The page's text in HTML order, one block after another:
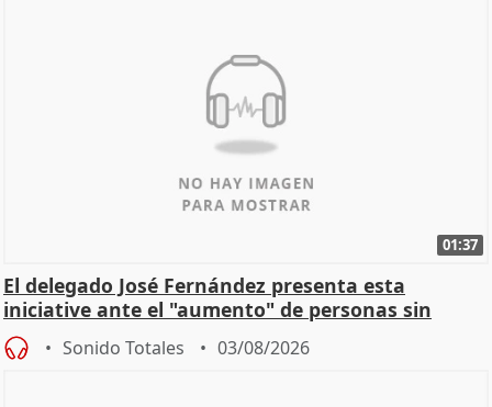
01:37
El delegado José Fernández presenta esta
iniciative ante el "aumento" de personas sin
hogar en Madri
Sonido Totales 03/08/2026